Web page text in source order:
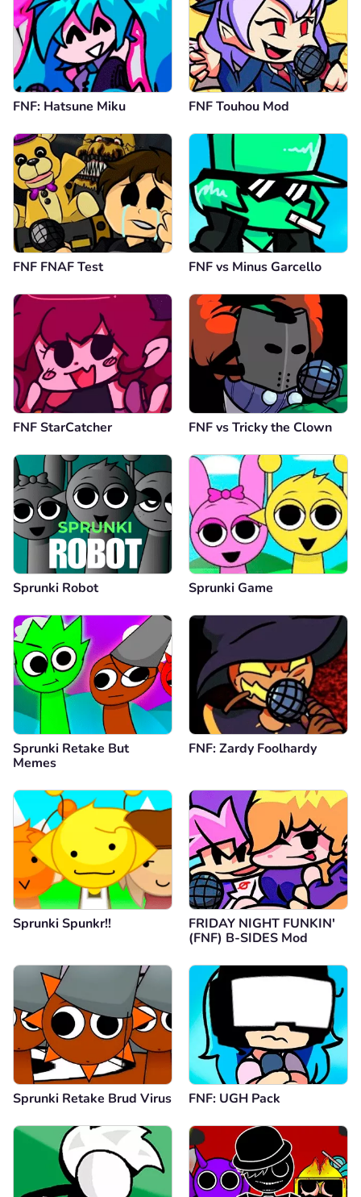
FNF: Hatsune Miku FNF Touhou Mod
FNF FNAF Test FNF vs Minus Garcello
FNF StarCatcher FNF vs Tricky the Clown
Sprunki Robot Sprunki Game
Sprunki Retake But
Memes
FNF: Zardy Foolhardy
Sprunki Spunkr!!
FRIDAY NIGHT FUNKIN'
(FNF) B-SIDES Mod
Sprunki Retake Brud Virus FNF: UGH Pack